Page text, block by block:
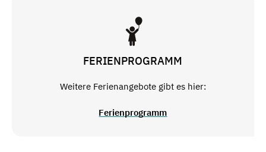
FERIENPROGRAMM
Weitere Ferienangebote gibt es hier:
Ferienprogramm